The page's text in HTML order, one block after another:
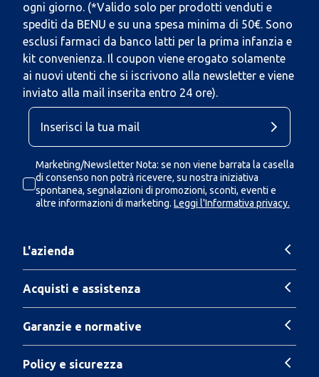
ogni giorno. (*Valido solo per prodotti venduti e
spediti da BENU e su una spesa minima di 50€. Sono
esclusi farmaci da banco latti per la prima infanzia e
kit convenienza. Il coupon viene erogato solamente
ai nuovi utenti che si iscrivono alla newsletter e viene
inviato alla mail inserita entro 24 ore).
Marketing/Newsletter Nota: se non viene barrata la casella
di consenso non potrà ricevere, su nostra iniziativa
spontanea, segnalazioni di promozioni, sconti, eventi e
altre informazioni di marketing. Leggi l'Informativa privacy.
L'azienda
Acquisti e assistenza
Garanzie e normative
Policy e sicurezza